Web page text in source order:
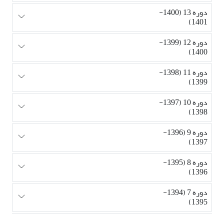
دوره 13 (1400-
1401)
دوره 12 (1399-
1400)
دوره 11 (1398-
1399)
دوره 10 (1397-
1398)
دوره 9 (1396-
1397)
دوره 8 (1395-
1396)
دوره 7 (1394-
1395)